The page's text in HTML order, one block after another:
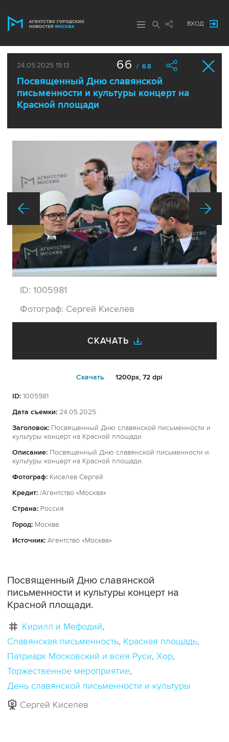
ВХОД
24.05.2025 19:13
Посвященный Дню славянской
письменности и культуры концерт на
Красной площади
66 / 68
ID: 1005981
Фотограф: Сергей Киселев
СКАЧАТЬ
Cкачать 1200px, 72 dpi
ID: 1005981
Дата съемки: 24.05.2025
Заголовок: Посвященный Дню славянской письменности и
культуры концерт на Красной площади
Описание: Посвященный Дню славянской письменности и
культуры концерт на Красной площади.
Фотограф: Киселев Сергей
Кредит: /Агентство «Москва»
Страна: Россия
Город: Москва
Источник: Агентство «Москва»
Посвященный Дню славянской
письменности и культуры концерт на
Красной площади.
Кирилл и Мефодий
Славянская письменность Красная площадь
Патриарх Московский и всея Руси Хор
Торжественное мероприятие
День славянской письменности и культуры
Сергей Киселев